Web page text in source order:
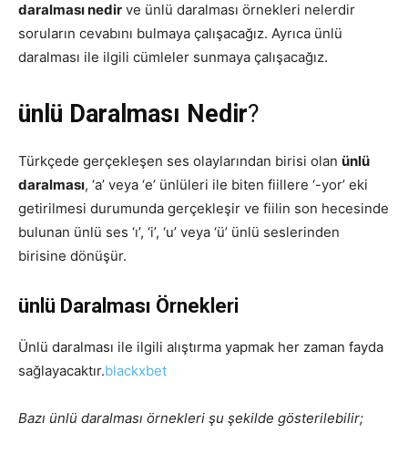
daralması nedir ve ünlü daralması örnekleri nelerdir
soruların cevabını bulmaya çalışacağız. Ayrıca ünlü
daralması ile ilgili cümleler sunmaya çalışacağız.
ünlü Daralması Nedir?
Türkçede gerçekleşen ses olaylarından birisi olan ünlü
daralması, ‘a’ veya ‘e’ ünlüleri ile biten fiillere ‘-yor’ eki
getirilmesi durumunda gerçekleşir ve fiilin son hecesinde
bulunan ünlü ses ‘ı’, ‘i’, ‘u’ veya ‘ü’ ünlü seslerinden
birisine dönüşür.
ünlü Daralması Örnekleri
Ünlü daralması ile ilgili alıştırma yapmak her zaman fayda
sağlayacaktır.blackxbet
Bazı ünlü daralması örnekleri şu şekilde gösterilebilir;